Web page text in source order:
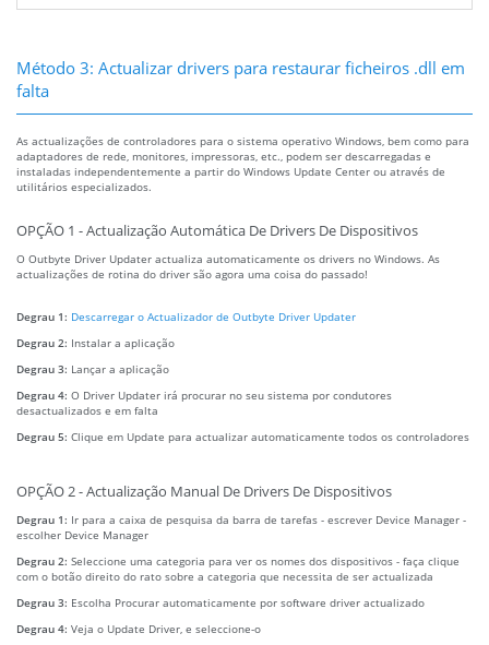
Método 3: Actualizar drivers para restaurar ficheiros .dll em
falta
As actualizações de controladores para o sistema operativo Windows, bem como para
adaptadores de rede, monitores, impressoras, etc., podem ser descarregadas e
instaladas independentemente a partir do Windows Update Center ou através de
utilitários especializados.
OPÇÃO 1 - Actualização Automática De Drivers De Dispositivos
O Outbyte Driver Updater actualiza automaticamente os drivers no Windows. As
actualizações de rotina do driver são agora uma coisa do passado!
Degrau 1: Descarregar o Actualizador de Outbyte Driver Updater
Degrau 2: Instalar a aplicação
Degrau 3: Lançar a aplicação
Degrau 4: O Driver Updater irá procurar no seu sistema por condutores
desactualizados e em falta
Degrau 5: Clique em Update para actualizar automaticamente todos os controladores
OPÇÃO 2 - Actualização Manual De Drivers De Dispositivos
Degrau 1: Ir para a caixa de pesquisa da barra de tarefas - escrever Device Manager -
escolher Device Manager
Degrau 2: Seleccione uma categoria para ver os nomes dos dispositivos - faça clique
com o botão direito do rato sobre a categoria que necessita de ser actualizada
Degrau 3: Escolha Procurar automaticamente por software driver actualizado
Degrau 4: Veja o Update Driver, e seleccione-o